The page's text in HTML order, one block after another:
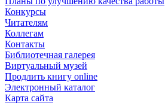
Конкурсы
Читателям
Коллегам
Контакты
Библиотечная галерея
Виртуальный музей
Продлить книгу online
Электронный каталог
Карта сайта